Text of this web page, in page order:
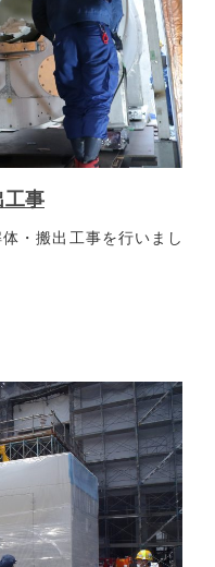
事
・搬出工事を行いまし